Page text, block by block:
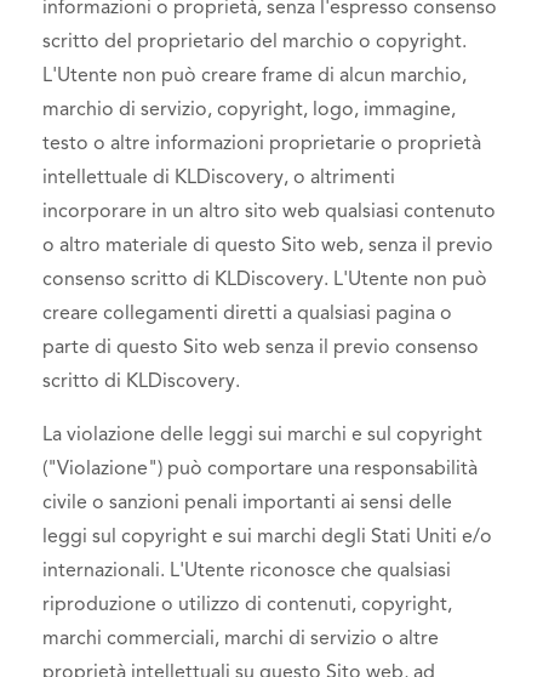
informazioni o proprietà, senza l'espresso consenso
scritto del proprietario del marchio o copyright.
L'Utente non può creare frame di alcun marchio,
marchio di servizio, copyright, logo, immagine,
testo o altre informazioni proprietarie o proprietà
intellettuale di KLDiscovery, o altrimenti
incorporare in un altro sito web qualsiasi contenuto
o altro materiale di questo Sito web, senza il previo
consenso scritto di KLDiscovery. L'Utente non può
creare collegamenti diretti a qualsiasi pagina o
parte di questo Sito web senza il previo consenso
scritto di KLDiscovery.
La violazione delle leggi sui marchi e sul copyright
("Violazione") può comportare una responsabilità
civile o sanzioni penali importanti ai sensi delle
leggi sul copyright e sui marchi degli Stati Uniti e/o
internazionali. L'Utente riconosce che qualsiasi
riproduzione o utilizzo di contenuti, copyright,
marchi commerciali, marchi di servizio o altre